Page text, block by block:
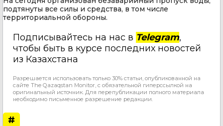
подтянуты все силы и средства, в том числе
территориальной обороны.
Подписывайтесь на нас в Telegram,
чтобы быть в курсе последних новостей
из Казахстана
Разрешается использовать только 30% статьи, опубликованной на
сайте The Qazaqstan Monitor, с обязательной гиперссылкой на
оригинальный источник. Для перепубликации полного материала
необходимо письменное разрешение редакции.
#